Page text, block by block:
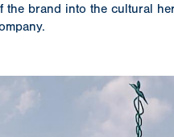
the brand into the cultural